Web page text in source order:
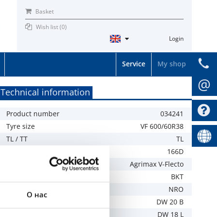
О нас
Basket
Wish list (0)
Login
My shop
Service
Technical information
Product number
034241
Tyre size
VF 600/60R38
TL / TT
TL
166D
Agrimax V-Flecto
BKT
NRO
DW 20 B
DW 18 L
@